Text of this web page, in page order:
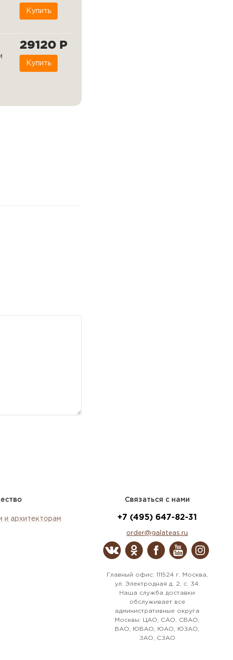
Купить
29120 Р
Купить
и архитекторам
Связаться с нами
+7 (495) 647-82-31
order@galateas.ru
Главный офис: 111524 г. Москва,
ул. Электродная д. 2, с. 34.
Наша служба доставки
обслуживает все
административные округа
Москвы: ЦАО, САО, СВАО,
ВАО, ЮВАО, ЮАО, ЮЗАО,
ЗАО, СЗАО